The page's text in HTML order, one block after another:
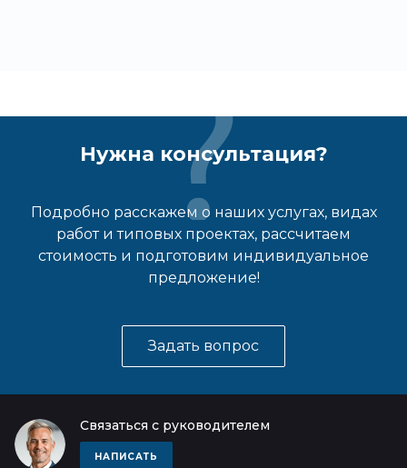
Нужна консультация?
Подробно расскажем о наших услугах, видах
работ и типовых проектах, рассчитаем
стоимость и подготовим индивидуальное
предложение!
Задать вопрос
Связаться с руководителем
НАПИСАТЬ